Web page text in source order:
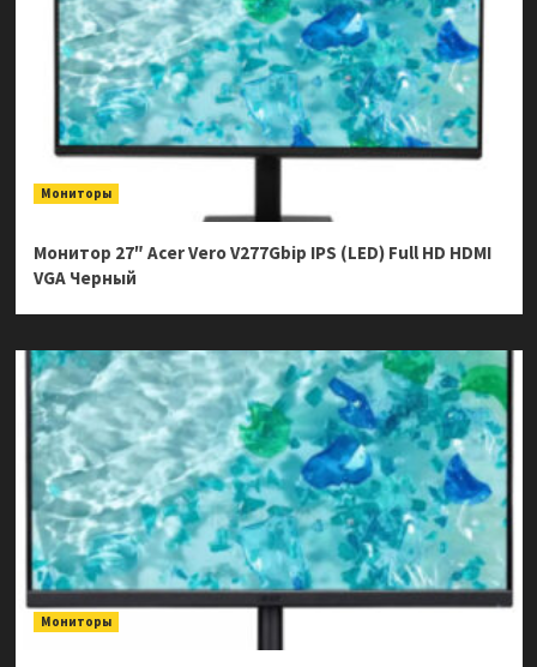
Мониторы
Монитор 27″ Acer Vero V277Gbip IPS (LED) Full HD HDMI
VGA Черный
Мониторы